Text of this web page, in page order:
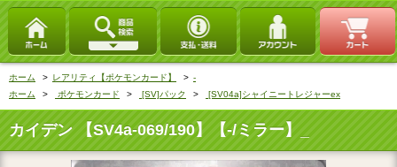
ホーム > レアリティ【ポケモンカード】 > ‐
ホーム
> ポケモンカード > [SV]パック > [SV04a]シャイニートレジャーex
カイデン 【SV4a-069/190】【‐/ミラー】_